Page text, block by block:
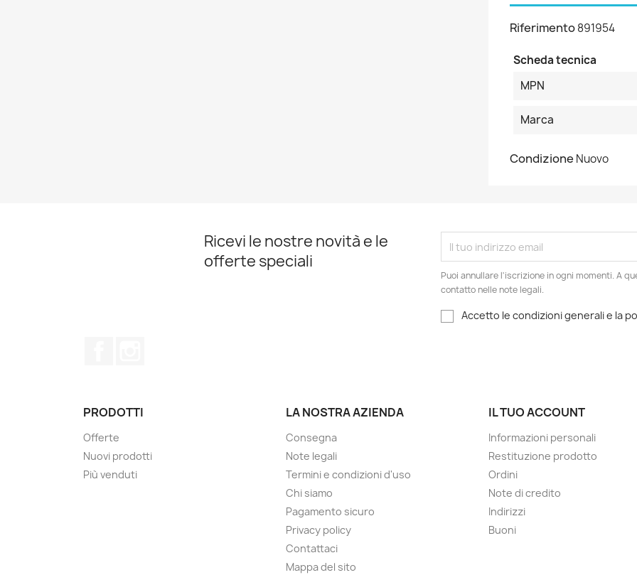
Riferimento891954
Scheda tecnica
MPN
Marca
Condizione Nuovo
Ricevi le nostre novità e le
offerte speciali
Puoi annullare l'iscrizione in ogni momenti. A
contatto nelle note legali.
Accetto le condizioni generali e la
PRODOTTI
Offerte
Nuovi prodotti
Più venduti
LA NOSTRA AZIENDA
Consegna
Note legali
Termini e condizioni d'uso
Chi siamo
Pagamento sicuro
Privacy policy
Contattaci
Mappa del sito
IL TUO ACCOUNT
Informazioni personali
Restituzione prodotto
Ordini
Note di credito
Indirizzi
Buoni